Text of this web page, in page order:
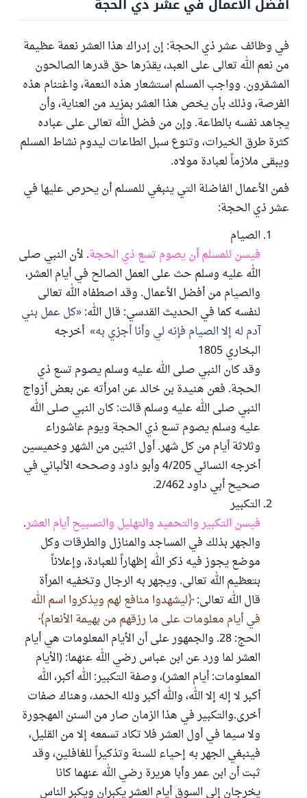
في وظائف عشر ذي الحجة: إن إدراك هذا العشر نعمة عظيمة
من نعم الله تعالى على العبد، يقدّرها حق قدرها الصالحون
المشمّرون. وواجب المسلم استشعار هذه النعمة، واغتنام هذه
الفرصة، وذلك بأن يخص هذا العشر بمزيد من العناية، وأن
يجاهد نفسه بالطاعة. وإن من فضل الله تعالى على عباده
كثرة طرق الخيرات، وتنوع سبل الطاعات ليدوم نشاط المسلم
ويبقى ملازماً لعبادة مولاه.
فمن الأعمال الفاضلة التي ينبغي للمسلم أن يحرص عليها في
عشر ذي الحجة:
الصيام
فيسن للمسلم أن يصوم تسع ذي الحجة. لأن النبي صلى
الله عليه وسلم حث على العمل الصالح في أيام العشر،
والصيام من أفضل الأعمال. وقد اصطفاه الله تعالى
لنفسه كما في الحديث القدسي: قال الله: كل عمل بني
آدم له إلا الصيام فإنه لي وأنا أجزي به أخرجه
البخاري 1805
وقد كان النبي صلى الله عليه وسلم يصوم تسع ذي
الحجة. فعن هنيدة بن خالد عن امرأته عن بعض أزواج
النبي صلى الله عليه وسلم قالت: كان النبي صلى الله
عليه وسلم يصوم تسع ذي الحجة ويوم عاشوراء
وثلاثة أيام من كل شهر. أول اثنين من الشهر وخميسين
أخرجه النسائي 4/205 وأبو داود وصححه الألباني في
صحيح أبي داود 2/462.
التكبير
فيسن التكبير والتحميد والتهليل والتسبيح أيام العشر.
والجهر بذلك في المساجد والمنازل والطرقات وكل
موضع يجوز فيه ذكر الله إظهاراً للعبادة، وإعلاناً
بتعظيم الله تعالى. ويجهر به الرجال وتخفيه المرأة
قال الله تعالى: ليشهدوا منافع لهم ويذكروا اسم الله
في أيام معلومات على ما رزقهم من بهيمة الأنعام
الحج: 28. والجمهور على أن الأيام المعلومات هي أيام
العشر لما ورد عن ابن عباس رضي الله عنهما: (الأيام
المعلومات: أيام العشر)، وصفة التكبير: الله أكبر، الله
أكبر لا إله إلا الله، والله أكبر ولله الحمد، وهناك صفات
أخرى.والتكبير في هذا الزمان صار من السنن المهجورة
ولا سيما في أول العشر فلا تكاد تسمعه إلا من القليل،
فينبغي الجهر به إحياء للسنة وتذكيراً للغافلين، وقد
ثبت أن ابن عمر وأبا هريرة رضي الله عنهما كانا
يخرجان إلى السوق أيام العشر يكبران ويكبر الناس